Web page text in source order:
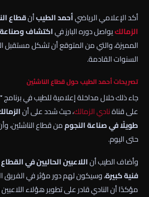
أكد الإعلامي الرياضيأحمد الطيبأنقطاع
الزمالكيواصل دوره البارز فياكتشاف
المميزة، والتي من المتوقع أن تشكل مستقبل
السنوات القادمة.
تصريحات أحمد الطيب حول قطاع الناشئين
جاء ذلك خلال مداخلة إعلامية للطيب في برنامج
على قناةنادي الزمالك، حيث شدد على أن
طويلًا في صناعة النجوممن قطاع الناشئين،
حتى اليوم.
وأضاف الطيب أناللاعبين الحاليين في
فنية كبيرة، وسيكون لهم دور مؤثر في الفريق
مؤكدًا أن النادي قادر على تطوير هؤلاء